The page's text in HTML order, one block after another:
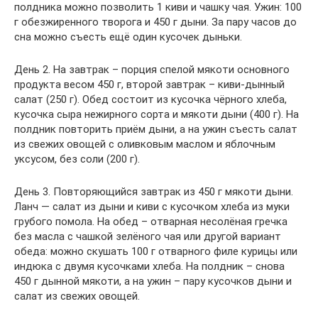
полдника можно позволить 1 киви и чашку чая. Ужин: 100
г обезжиренного творога и 450 г дыни. За пару часов до
сна можно съесть ещё один кусочек дыньки.
День 2. На завтрак – порция спелой мякоти основного
продукта весом 450 г, второй завтрак – киви-дынный
салат (250 г). Обед состоит из кусочка чёрного хлеба,
кусочка сыра нежирного сорта и мякоти дыни (400 г). На
полдник повторить приём дыни, а на ужин съесть салат
из свежих овощей с оливковым маслом и яблочным
уксусом, без соли (200 г).
День 3. Повторяющийся завтрак из 450 г мякоти дыни.
Ланч — салат из дыни и киви с кусочком хлеба из муки
грубого помола. На обед – отварная несолёная гречка
без масла с чашкой зелёного чая или другой вариант
обеда: можно скушать 100 г отварного филе курицы или
индюка с двумя кусочками хлеба. На полдник – снова
450 г дынной мякоти, а на ужин – пару кусочков дыни и
салат из свежих овощей.